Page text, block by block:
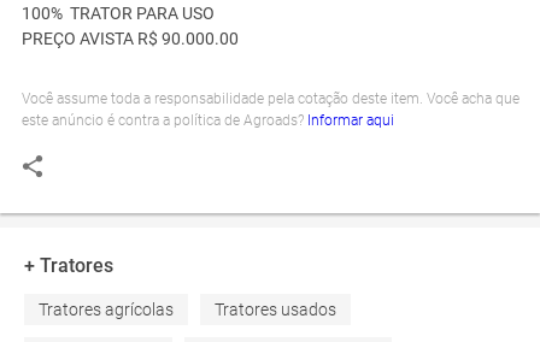
100% TRATOR PARA USO
PREÇO AVISTA R$ 90.000.00
Você assume toda a responsabilidade pela cotação deste item. Você acha que
este anúncio é contra a política de Agroads? Informar aqui
+ Tratores
Tratores agrícolas Tratores usados